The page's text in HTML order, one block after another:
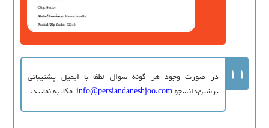
11
در صورت وجود هر گونه سوال لطفا با ایمیل پشتیبانی
پرشین‌دانشجوinfo@persiandaneshjoo.com مکاتبه نمایید.